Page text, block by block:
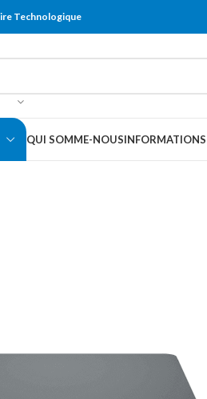
Technologique
QUI SOMME-NOUS